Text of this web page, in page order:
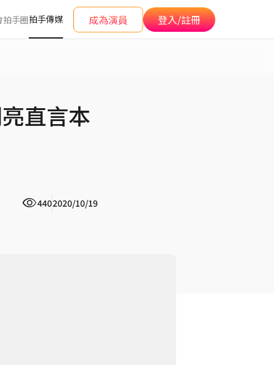
拍手圈拍手傳媒 成為演員 登入/註冊
直言本
4402020/10/19